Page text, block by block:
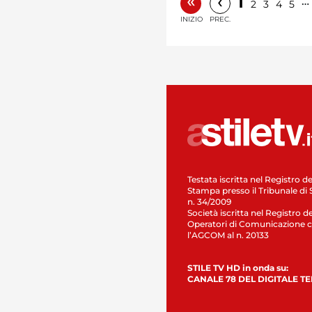
INIZIO PREC.
2 3 4 5
Testata iscritta nel Registro
Stampa presso il Tribunale di
n. 34/2009
Società iscritta nel Registro
Operatori di Comunicazione
l’AGCOM al n. 20133
STILE TV HD in onda su:
CANALE 78 DEL DIGITALE